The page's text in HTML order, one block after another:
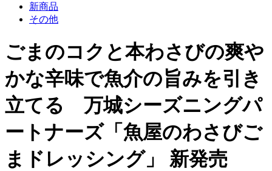
新商品
その他
ごまのコクと本わさびの爽や
かな辛味で魚介の旨みを引き
立てる 万城シーズニングパ
ートナーズ「魚屋のわさびご
まドレッシング」 新発売